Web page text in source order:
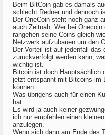
Beim BitCoin gab es damals
schlecht Redner und dennoch
Der OneCoin steht noch ganz
auch Zeitnah. Wer bei
rangehen seine Coins gleich
Netzwerk aufzubauen um den
Der Vorteil ist auf jedenfall
zurückverfolgt werden kann,
wichtig ist.
Bitcoin ist doch Hauptsächlich
jetzt entspannt mit Bitcoins im
können.
Was übrigens auch für einen
hat.
Es wird ja auch keiner
ich nur empfehlen einen
anzulegen.
Wenn sich dann am Ende des